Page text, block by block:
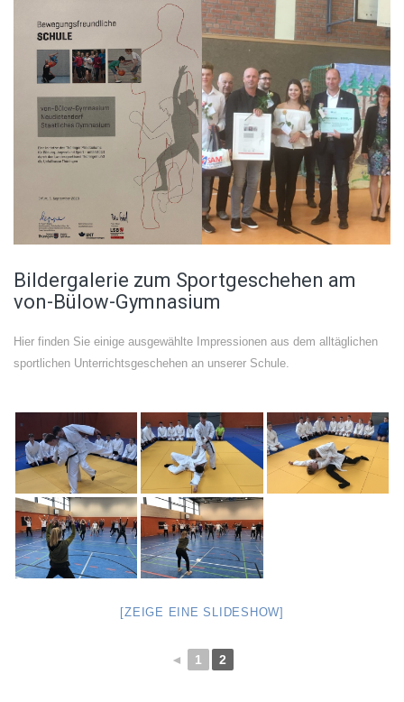
Bildergalerie zum Sportgeschehen am
von-Bülow-Gymnasium
Hier finden Sie einige ausgewählte Impressionen aus dem alltäglichen
sportlichen Unterrichtsgeschehen an unserer Schule.
[ZEIGE EINE SLIDESHOW]
◄ 1 2